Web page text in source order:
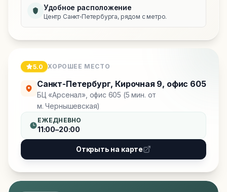
Удобное расположение
Центр Санкт‑Петербурга, рядом с метро.
5.0 ХОРОШЕЕ МЕСТО
Санкт-Петербург, Кирочная 9, офис 605
БЦ «Арсенал», офис 605 (5 мин. от
м. Чернышевская)
ЕЖЕДНЕВНО
11:00–20:00
Открыть на карте